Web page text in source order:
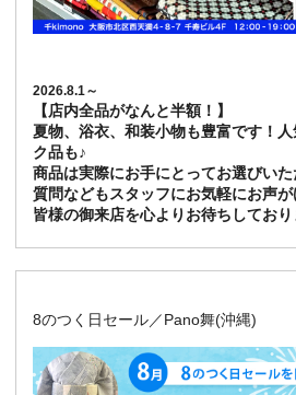
2026.8.1～
【店内全品がなんと半額！】
夏物、浴衣、和装小物も豊富です！
ク品も♪
商品は実際にお手にとってお選びいた
質問などもスタッフにお気軽にお声
皆様の御来店を心よりお待ちしており
8のつく日セール／Pano舞(沖縄)